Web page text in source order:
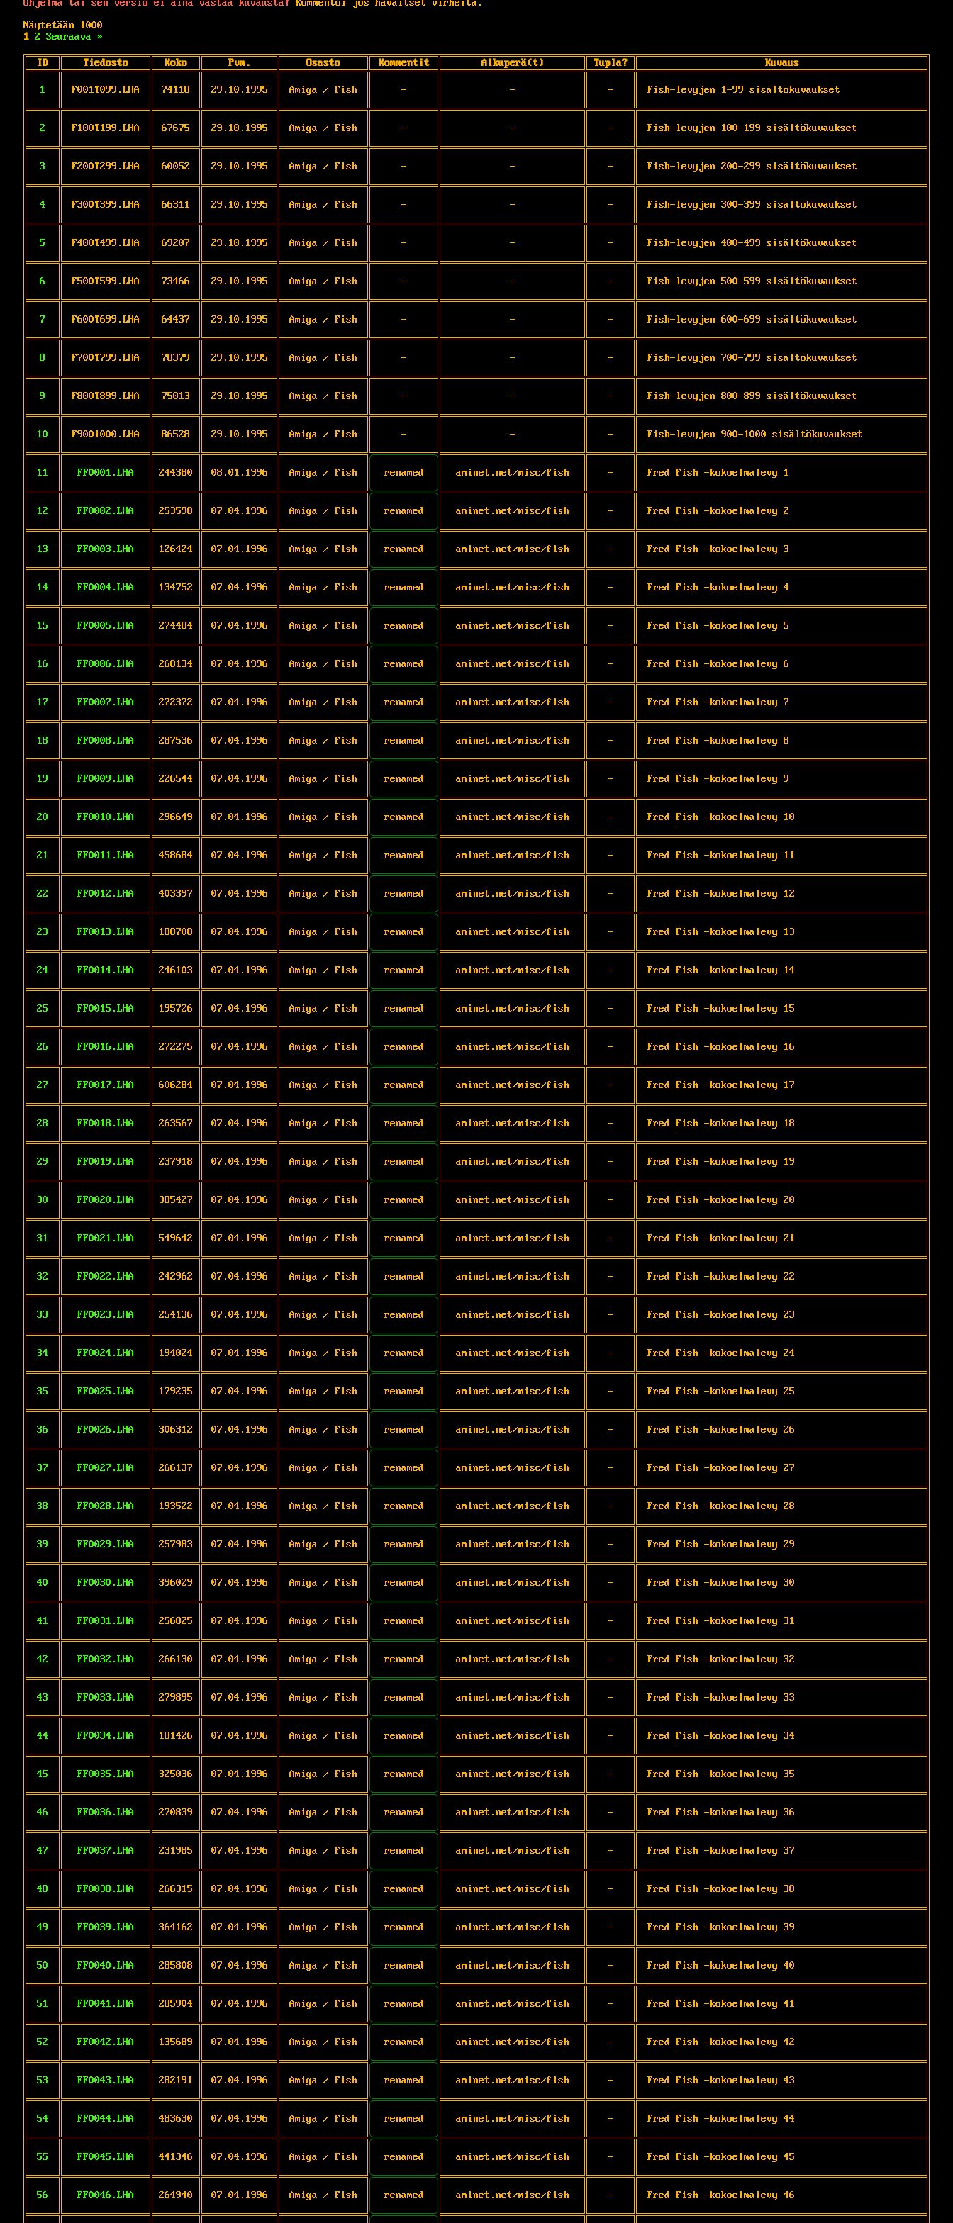
Ohjelma tai sen versio ei aina vastaa kuvausta!
Kommentoi jos havaitset virheitä.
Näytetään 1000
1 2 Seuraava »
ID Tiedosto Koko Pvm. Osasto Kommentit Alkuperä(t) Tupla? Kuvaus
1 F001T099.LHA 74118 29.10.1995 Amiga / Fish - - - Fish-levyjen 1-99 sisältökuvaukset
2 F100T199.LHA 67675 29.10.1995 Amiga / Fish - - - Fish-levyjen 100-199 sisältökuvaukset
3 F200T299.LHA 60052 29.10.1995 Amiga / Fish - - - Fish-levyjen 200-299 sisältökuvaukset
4 F300T399.LHA 66311 29.10.1995 Amiga / Fish - - - Fish-levyjen 300-399 sisältökuvaukset
5 F400T499.LHA 69207 29.10.1995 Amiga / Fish - - - Fish-levyjen 400-499 sisältökuvaukset
6 F500T599.LHA 73466 29.10.1995 Amiga / Fish - - - Fish-levyjen 500-599 sisältökuvaukset
7 F600T699.LHA 64437 29.10.1995 Amiga / Fish - - - Fish-levyjen 600-699 sisältökuvaukset
8 F700T799.LHA 78379 29.10.1995 Amiga / Fish - - - Fish-levyjen 700-799 sisältökuvaukset
9 F800T899.LHA 75013 29.10.1995 Amiga / Fish - - - Fish-levyjen 800-899 sisältökuvaukset
10 F9001000.LHA 86528 29.10.1995 Amiga / Fish - - - Fish-levyjen 900-1000 sisältökuvaukset
11 FF0001.LHA 244380 08.01.1996 Amiga / Fish renamed aminet.net/misc/fish - Fred Fish -kokoelmalevy 1
12 FF0002.LHA 253598 07.04.1996 Amiga / Fish renamed aminet.net/misc/fish - Fred Fish -kokoelmalevy 2
13 FF0003.LHA 126424 07.04.1996 Amiga / Fish renamed aminet.net/misc/fish - Fred Fish -kokoelmalevy 3
14 FF0004.LHA 134752 07.04.1996 Amiga / Fish renamed aminet.net/misc/fish - Fred Fish -kokoelmalevy 4
15 FF0005.LHA 274484 07.04.1996 Amiga / Fish renamed aminet.net/misc/fish - Fred Fish -kokoelmalevy 5
16 FF0006.LHA 268134 07.04.1996 Amiga / Fish renamed aminet.net/misc/fish - Fred Fish -kokoelmalevy 6
17 FF0007.LHA 272372 07.04.1996 Amiga / Fish renamed aminet.net/misc/fish - Fred Fish -kokoelmalevy 7
18 FF0008.LHA 287536 07.04.1996 Amiga / Fish renamed aminet.net/misc/fish - Fred Fish -kokoelmalevy 8
19 FF0009.LHA 226544 07.04.1996 Amiga / Fish renamed aminet.net/misc/fish - Fred Fish -kokoelmalevy 9
20 FF0010.LHA 296649 07.04.1996 Amiga / Fish renamed aminet.net/misc/fish - Fred Fish -kokoelmalevy 10
21 FF0011.LHA 458684 07.04.1996 Amiga / Fish renamed aminet.net/misc/fish - Fred Fish -kokoelmalevy 11
22 FF0012.LHA 403397 07.04.1996 Amiga / Fish renamed aminet.net/misc/fish - Fred Fish -kokoelmalevy 12
23 FF0013.LHA 188708 07.04.1996 Amiga / Fish renamed aminet.net/misc/fish - Fred Fish -kokoelmalevy 13
24 FF0014.LHA 246103 07.04.1996 Amiga / Fish renamed aminet.net/misc/fish - Fred Fish -kokoelmalevy 14
25 FF0015.LHA 195726 07.04.1996 Amiga / Fish renamed aminet.net/misc/fish - Fred Fish -kokoelmalevy 15
26 FF0016.LHA 272275 07.04.1996 Amiga / Fish renamed aminet.net/misc/fish - Fred Fish -kokoelmalevy 16
27 FF0017.LHA 606284 07.04.1996 Amiga / Fish renamed aminet.net/misc/fish - Fred Fish -kokoelmalevy 17
28 FF0018.LHA 263567 07.04.1996 Amiga / Fish renamed aminet.net/misc/fish - Fred Fish -kokoelmalevy 18
29 FF0019.LHA 237918 07.04.1996 Amiga / Fish renamed aminet.net/misc/fish - Fred Fish -kokoelmalevy 19
30 FF0020.LHA 385427 07.04.1996 Amiga / Fish renamed aminet.net/misc/fish - Fred Fish -kokoelmalevy 20
31 FF0021.LHA 549642 07.04.1996 Amiga / Fish renamed aminet.net/misc/fish - Fred Fish -kokoelmalevy 21
32 FF0022.LHA 242962 07.04.1996 Amiga / Fish renamed aminet.net/misc/fish - Fred Fish -kokoelmalevy 22
33 FF0023.LHA 254136 07.04.1996 Amiga / Fish renamed aminet.net/misc/fish - Fred Fish -kokoelmalevy 23
34 FF0024.LHA 194024 07.04.1996 Amiga / Fish renamed aminet.net/misc/fish - Fred Fish -kokoelmalevy 24
35 FF0025.LHA 179235 07.04.1996 Amiga / Fish renamed aminet.net/misc/fish - Fred Fish -kokoelmalevy 25
36 FF0026.LHA 306312 07.04.1996 Amiga / Fish renamed aminet.net/misc/fish - Fred Fish -kokoelmalevy 26
37 FF0027.LHA 266137 07.04.1996 Amiga / Fish renamed aminet.net/misc/fish - Fred Fish -kokoelmalevy 27
38 FF0028.LHA 193522 07.04.1996 Amiga / Fish renamed aminet.net/misc/fish - Fred Fish -kokoelmalevy 28
39 FF0029.LHA 257983 07.04.1996 Amiga / Fish renamed aminet.net/misc/fish - Fred Fish -kokoelmalevy 29
40 FF0030.LHA 396029 07.04.1996 Amiga / Fish renamed aminet.net/misc/fish - Fred Fish -kokoelmalevy 30
41 FF0031.LHA 256825 07.04.1996 Amiga / Fish renamed aminet.net/misc/fish - Fred Fish -kokoelmalevy 31
42 FF0032.LHA 266130 07.04.1996 Amiga / Fish renamed aminet.net/misc/fish - Fred Fish -kokoelmalevy 32
43 FF0033.LHA 279895 07.04.1996 Amiga / Fish renamed aminet.net/misc/fish - Fred Fish -kokoelmalevy 33
44 FF0034.LHA 181426 07.04.1996 Amiga / Fish renamed aminet.net/misc/fish - Fred Fish -kokoelmalevy 34
45 FF0035.LHA 325036 07.04.1996 Amiga / Fish renamed aminet.net/misc/fish - Fred Fish -kokoelmalevy 35
46 FF0036.LHA 270839 07.04.1996 Amiga / Fish renamed aminet.net/misc/fish - Fred Fish -kokoelmalevy 36
47 FF0037.LHA 231985 07.04.1996 Amiga / Fish renamed aminet.net/misc/fish - Fred Fish -kokoelmalevy 37
48 FF0038.LHA 266315 07.04.1996 Amiga / Fish renamed aminet.net/misc/fish - Fred Fish -kokoelmalevy 38
49 FF0039.LHA 364162 07.04.1996 Amiga / Fish renamed aminet.net/misc/fish - Fred Fish -kokoelmalevy 39
50 FF0040.LHA 285808 07.04.1996 Amiga / Fish renamed aminet.net/misc/fish - Fred Fish -kokoelmalevy 40
51 FF0041.LHA 285904 07.04.1996 Amiga / Fish renamed aminet.net/misc/fish - Fred Fish -kokoelmalevy 41
52 FF0042.LHA 135689 07.04.1996 Amiga / Fish renamed aminet.net/misc/fish - Fred Fish -kokoelmalevy 42
53 FF0043.LHA 282191 07.04.1996 Amiga / Fish renamed aminet.net/misc/fish - Fred Fish -kokoelmalevy 43
54 FF0044.LHA 483630 07.04.1996 Amiga / Fish renamed aminet.net/misc/fish - Fred Fish -kokoelmalevy 44
55 FF0045.LHA 441346 07.04.1996 Amiga / Fish renamed aminet.net/misc/fish - Fred Fish -kokoelmalevy 45
56 FF0046.LHA 264940 07.04.1996 Amiga / Fish renamed aminet.net/misc/fish - Fred Fish -kokoelmalevy 46